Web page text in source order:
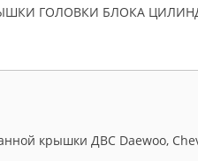
ГОЛОВКИ БЛОКА
крышки ДВС Daewoo,